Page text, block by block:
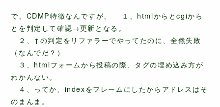
で、CDMP特徴なんですが、 １、htmlからとcgiから
とを判定して確認→更新となる。
２、↑の判定をリファラーでやってたのに、全然失敗
（なんでだ？）
３、htmlフォームから投稿の際、タグの埋め込み方が
わかんない。
４、ってか、indexをフレームにしたからアドレスはそ
のまんま。